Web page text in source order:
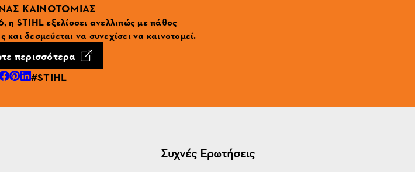
ΚΑΙΝΟΤΟΜΙΑΣ
STIHL εξελίσσει ανελλιπώς με πάθος
δεσμεύεται να συνεχίσει να καινοτομεί.
περισσότερα
#STIHL
Συχνές Ερωτήσεις